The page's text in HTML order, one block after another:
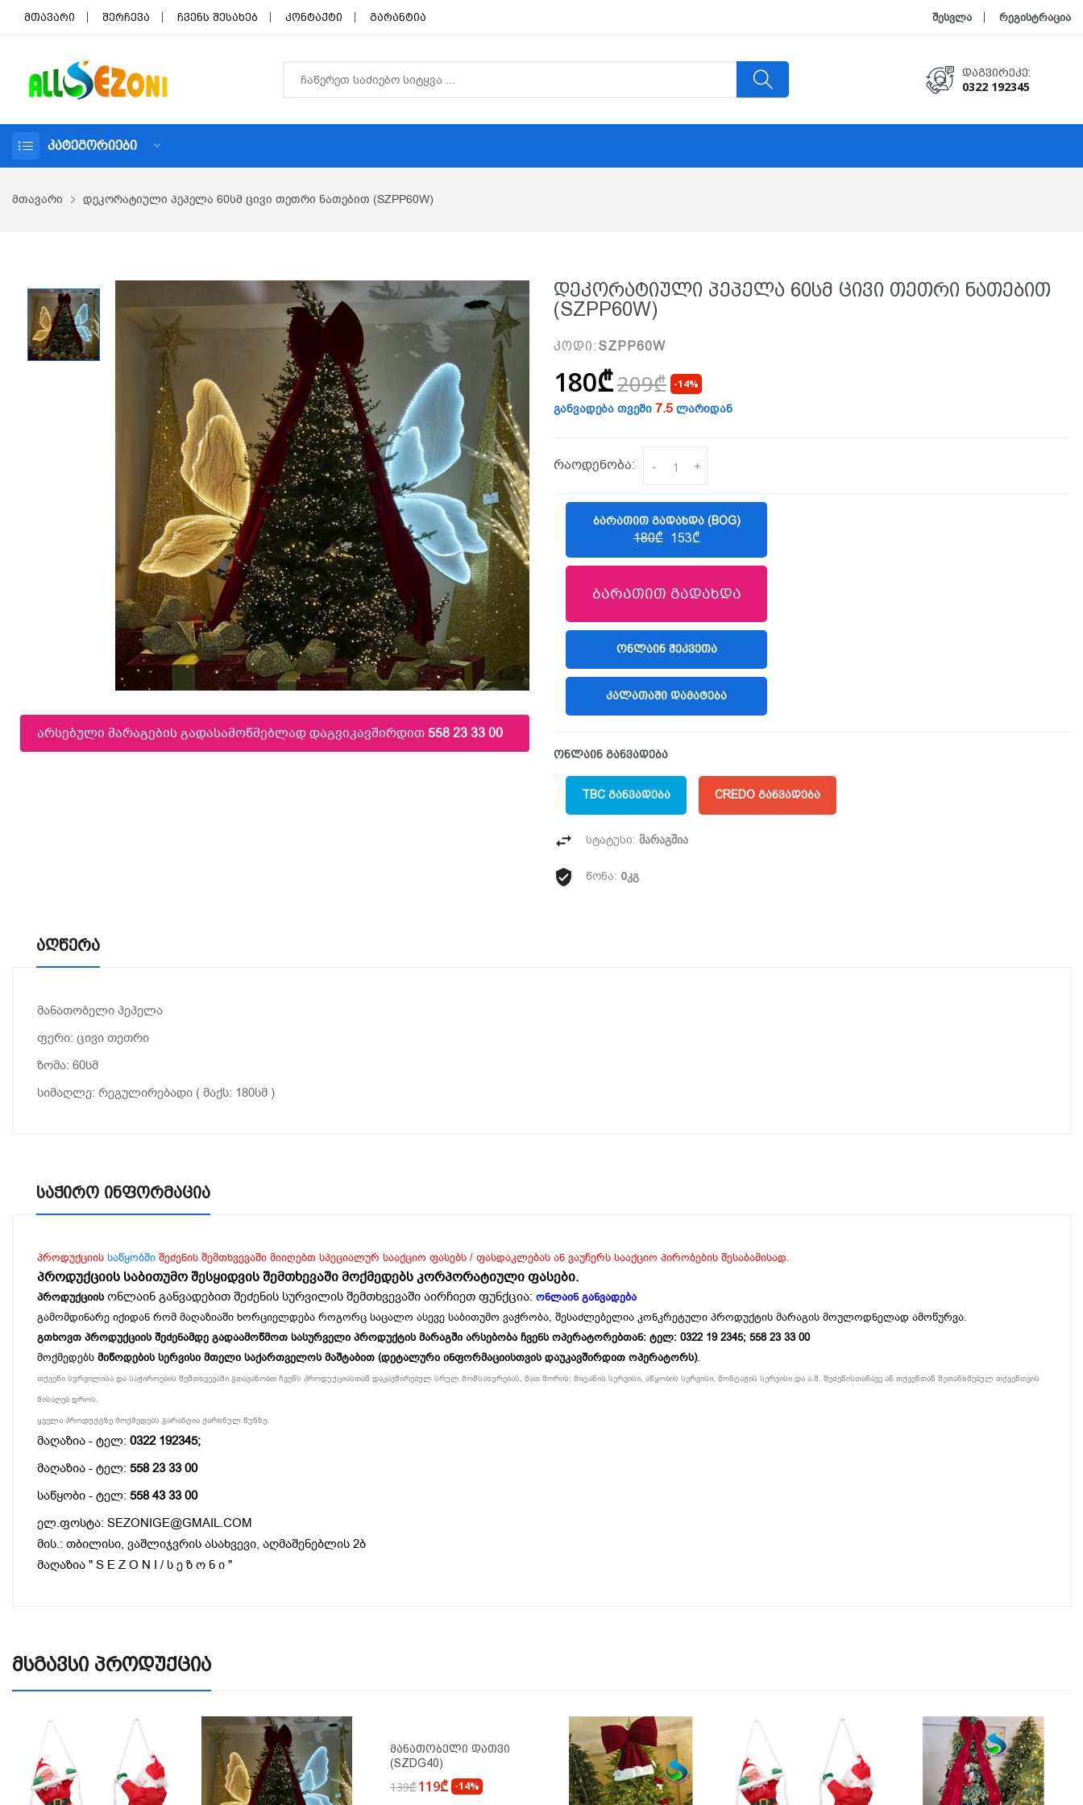
მთავარი შერჩევა ჩვენს შესახებ კონტაქტი გარანტია შესვლა რეგისტრაცია
Დაგვირეკე:
0322 192345
ᲙᲐᲢᲔᲒᲝᲠᲘᲔᲑᲘ
მთავარი დეკორატიული პეპელა 60სმ ცივი თეთრი ნათებით (SZPP60W)
არსებული მარაგების გადასამოწმებლად დაგვიკავშირდით558 23 33 00
Დეკორატიული Პეპელა 60სმ Ცივი Თეთრი Ნათებით
(SZPP60W)
კოდი: SZPP60W
180₾209₾ -14%
განვადება თვეში 7.5 ლარიდან
რაოდენობა: - +
ᲑᲐᲠᲐᲗᲘᲗ ᲒᲐᲓᲐᲮᲓᲐ (BOG)
180₾ 153₾
ბარათით გადახდა
(LIBERTY)
ᲝᲜᲚᲐᲘᲜ ᲨᲔᲙᲕᲔᲗᲐ
ᲙᲐᲚᲐᲗᲐᲨᲘ ᲓᲐᲛᲐᲢᲔᲑᲐ
ონლაინ განვადება
TBC ᲒᲐᲜᲕᲐᲓᲔᲑᲐ CREDO ᲒᲐᲜᲕᲐᲓᲔᲑᲐ
სტატუსი: მარაგშია
წონა: 0კგ
Აღწერა
მანათობელი პეპელა
ფერი: ცივი თეთრი
ზომა: 60სმ
სიმაღლე: რეგულირებადი ( მაქს: 180სმ )
Საჭირო Ინფორმაცია
პროდუქციის საწყობში შეძენის შემთხვევაში მიიღებთ სპეციალურ სააქციო ფასებს / ფასდაკლებას ან ვაუჩერს სააქციო პირობების შესაბამისად.
პროდუქციის საბითუმო შესყიდვის შემთხევაში მოქმედებს კორპორატიული ფასები.
პროდუქციის ონლაინ განვადებით შეძენის სურვილის შემთხვევაში აირჩიეთ ფუნქცია: ონლაინ განვადება
გამომდინარე იქიდან რომ მაღაზიაში ხორციელდება როგორც საცალო ასევე საბითუმო ვაჭრობა, შესაძლებელია კონკრეტული პროდუქტის მარაგის მოულოდნელად ამოწურვა.
გთხოვთ პროდუქციის შეძენამდე გადაამოწმოთ სასურველი პროდუქტის მარაგში არსებობა ჩვენს ოპერატორებთან: ტელ: 0322 19 2345; 558 23 33 00
მოქმედებს მიწოდების სერვისი მთელი საქართველოს მაშტაბით (დეტალური ინფორმაციისთვის დაუკავშირდით ოპერატორს).
თქვენი სურვილისა და საჭიროების შემთხვევაში გთავაზობთ ჩვენს პროდუქციასთან დაკავშირებულ სრულ მომსახურებას, მათ შორის: მიტანის სერვისი, აწყობის სერვისი, მონტაჟის სერვისი და ა.შ. შეძენისთანავე ან თქვენთან შეთანხმებულ თქვენთვის
მისაღებ დროს.
ყველა პროდუქტზე მოქმედებს გარანტია ქარხნულ წუნზე.
მაღაზია - ტელ: 0322 192345;
მაღაზია - ტელ: 558 23 33 00
საწყობი - ტელ: 558 43 33 00
ელ.ფოსტა: SEZONIGE@GMAIL.COM
მის.: თბილისი, ვაშლიჯვრის ასახვევი, აღმაშენებლის 2ბ
მაღაზია " S E Z O N I / ს ე ზ ო ნ ი "
Მსგავსი Პროდუქცია
Მანათობელი Დათვი
(SZDG40)
139₾119₾ -14%